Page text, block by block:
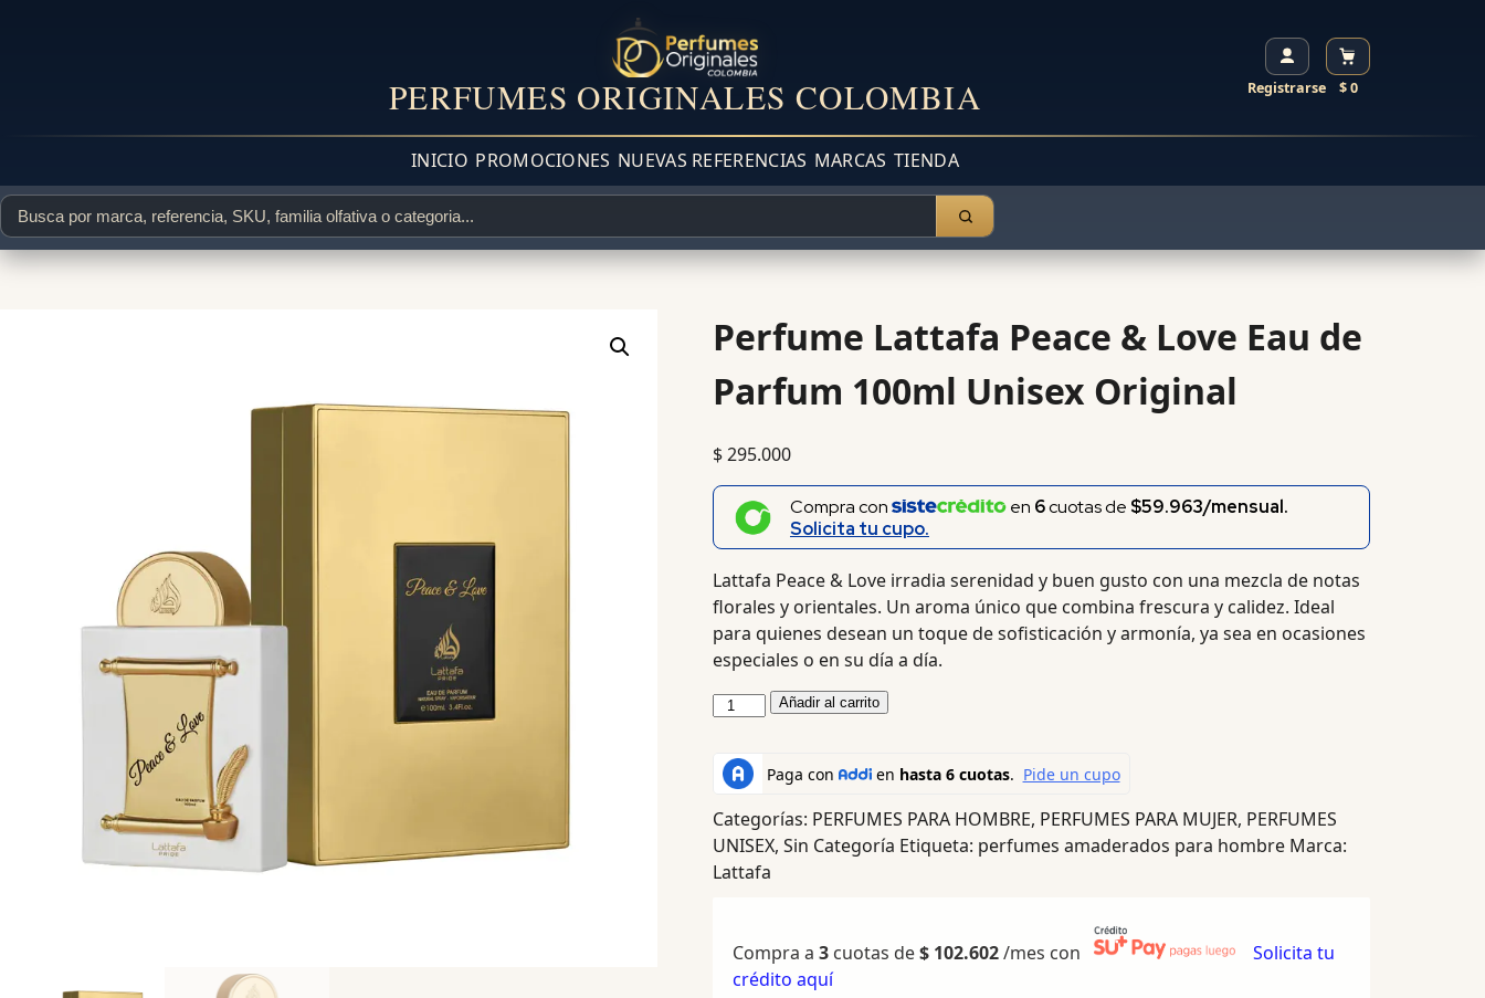
PERFUMES ORIGINALES COLOMBIA Registrarse $ 0
INICIO PROMOCIONES NUEVAS REFERENCIAS MARCAS TIENDA
Perfume Lattafa Peace & Love Eau de
Parfum 100ml Unisex Original
$295.000
Compra con en 6cuotas de $59.963/mensual.
Solicita tu cupo.
Lattafa Peace & Love irradia serenidad y buen gusto con una mezcla de notas
florales y orientales. Un aroma único que combina frescura y calidez. Ideal
para quienes desean un toque de sofisticación y armonía, ya sea en ocasiones
especiales o en su día a día.
Añadir al carrito
Categorías: PERFUMES PARA HOMBRE, PERFUMES PARA MUJER, PERFUMES
UNISEX, Sin Categoría Etiqueta: perfumes amaderados para hombre Marca:
Lattafa
Compra a 3cuotas de$102.602/mes con
Solicita tu
crédito aquí